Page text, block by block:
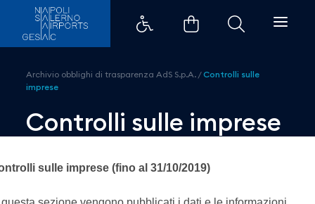
Controlli sulle imprese -
Archivio obblighi di trasparenza AdS S.p.A. /Controlli sulle
imprese
Controlli sulle imprese
sulle imprese (fino al 31/10/2019)